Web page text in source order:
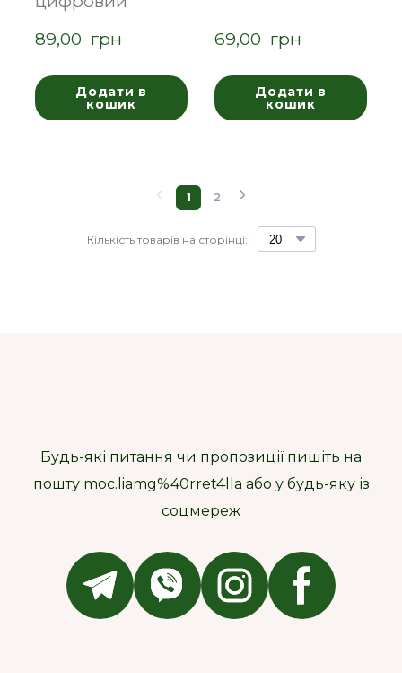
89,00  грн
Додати в
кошик
69,00  грн
Додати в
кошик
Кількість товарів на сторінці::
1 2
Будь-які питання чи пропозиції пишіть на
пошту moc.liamg%40rret4lla або у будь-яку із
соцмереж